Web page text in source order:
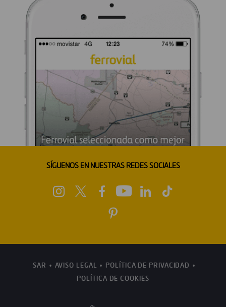
SÍGUENOS EN NUESTRAS REDES SOCIALES
SAR AVISO LEGAL
POLÍTICA DE PRIVACIDAD
POLÍTICA DE COOKIES